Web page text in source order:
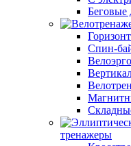
Беговые
Спин-
тренажеры